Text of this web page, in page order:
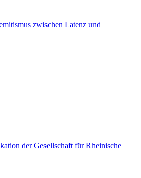
zwischen Latenz und
der Gesellschaft für Rheinische